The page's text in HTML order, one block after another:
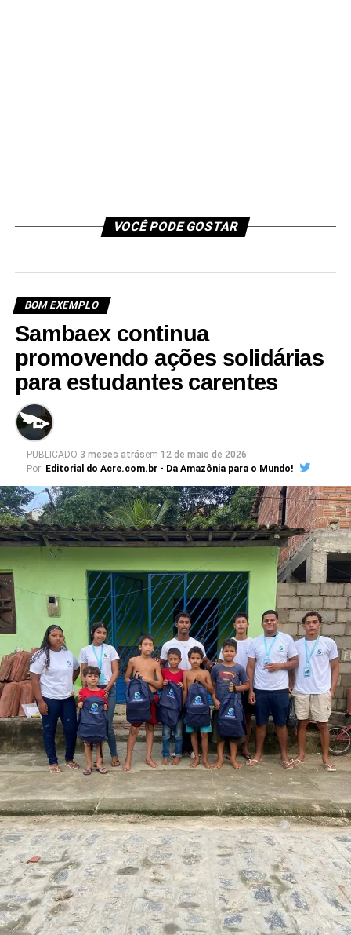
VOCÊ PODE GOSTAR
BOM EXEMPLO
Sambaex continua
promovendo ações solidárias
para estudantes carentes
PUBLICADO 3 meses atrásem 12 de maio de 2026
Por: Editorial do Acre.com.br - Da Amazônia para o Mundo!